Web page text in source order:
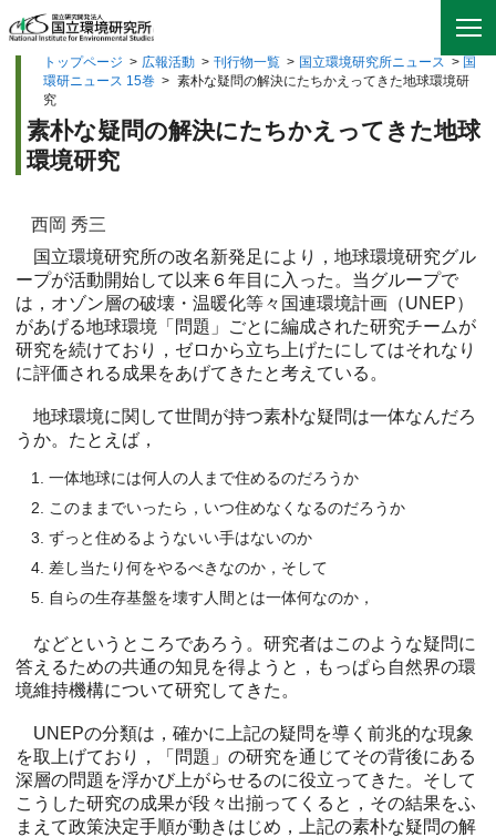
トップページ > 広報活動 > 刊行物一覧 > 国立環境研究所ニュース > 国
環研ニュース 15巻 > 素朴な疑問の解決にたちかえってきた地球環境研
究
素朴な疑問の解決にたちかえってきた地球
環境研究
西岡 秀三
国立環境研究所の改名新発足により，地球環境研究グル
ープが活動開始して以来６年目に入った。当グループで
は，オゾン層の破壊・温暖化等々国連環境計画（UNEP）
があげる地球環境「問題」ごとに編成された研究チームが
研究を続けており，ゼロから立ち上げたにしてはそれなり
に評価される成果をあげてきたと考えている。
地球環境に関して世間が持つ素朴な疑問は一体なんだろ
うか。たとえば，
一体地球には何人の人まで住めるのだろうか
このままでいったら，いつ住めなくなるのだろうか
ずっと住めるようないい手はないのか
差し当たり何をやるべきなのか，そして
自らの生存基盤を壊す人間とは一体何なのか，
などというところであろう。研究者はこのような疑問に
答えるための共通の知見を得ようと，もっぱら自然界の環
境維持機構について研究してきた。
UNEPの分類は，確かに上記の疑問を導く前兆的な現象
を取上げており，「問題」の研究を通じてその背後にある
深層の問題を浮かび上がらせるのに役立ってきた。そして
こうした研究の成果が段々出揃ってくると，その結果をふ
まえて政策決定手順が動きはじめ，上記の素朴な疑問の解